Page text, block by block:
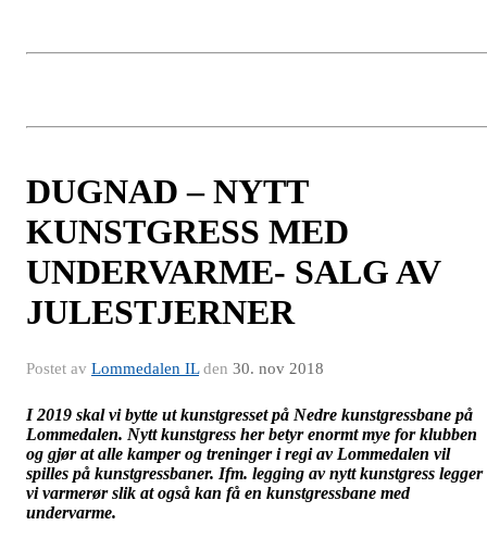
DUGNAD – NYTT
KUNSTGRESS MED
UNDERVARME- SALG AV
JULESTJERNER
Postet av Lommedalen ILden 30. nov 2018
I 2019 skal vi bytte ut kunstgresset på Nedre kunstgressbane på
Lommedalen. Nytt kunstgress her betyr enormt mye for klubben
og gjør at alle kamper og treninger i regi av Lommedalen vil
spilles på kunstgressbaner. Ifm. legging av nytt kunstgress legger
vi varmerør slik at også kan få en kunstgressbane med
undervarme.